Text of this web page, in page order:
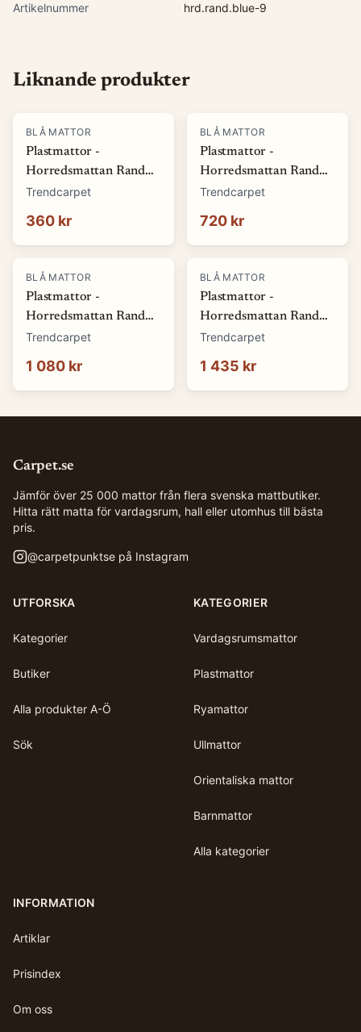
Artikelnummer
hrd.rand.blue-9
Liknande produkter
BLÅ MATTOR
Plastmattor -
Horredsmattan Rand
(blå) (Storlek: 70 x 50
Trendcarpet
360 kr
BLÅ MATTOR
Plastmattor -
Horredsmattan Rand
(blå) (Storlek: 70 x 100
Trendcarpet
720 kr
BLÅ MATTOR
Plastmattor -
Horredsmattan Rand
(blå) (Storlek: 70 x 150
Trendcarpet
1 080 kr
BLÅ MATTOR
Plastmattor -
Horredsmattan Rand
(blå) (Storlek: 70 x 200
Trendcarpet
1 435 kr
Carpet.se
Jämför över 25 000 mattor från flera svenska mattbutiker.
Hitta rätt matta för vardagsrum, hall eller utomhus till bästa
pris.
@carpetpunktse på Instagram
UTFORSKA
Kategorier
Butiker
Alla produkter A-Ö
Sök
KATEGORIER
Vardagsrumsmattor
Plastmattor
Ryamattor
Ullmattor
Orientaliska mattor
Barnmattor
Alla kategorier
INFORMATION
Artiklar
Prisindex
Om oss